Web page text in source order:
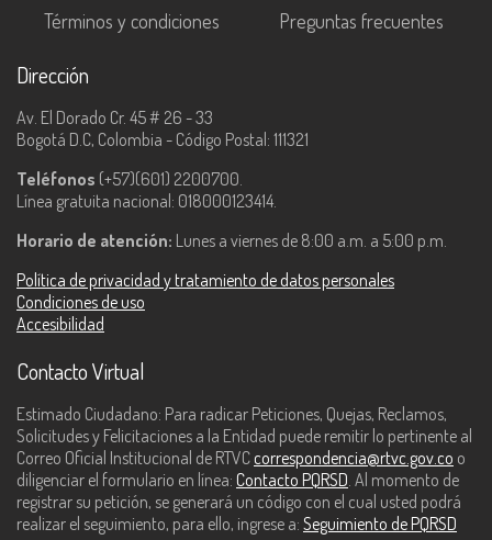
Términos y condiciones
Preguntas frecuentes
Dirección
Av. El Dorado Cr. 45 # 26 - 33
Bogotá D.C, Colombia - Código Postal: 111321
Teléfonos (+57)(601) 2200700.
Línea gratuita nacional: 018000123414.
Horario de atención: Lunes a viernes de 8:00 a.m. a 5:00 p.m.
Política de privacidad y tratamiento de datos personales
Condiciones de uso
Accesibilidad
Contacto Virtual
Estimado Ciudadano: Para radicar Peticiones, Quejas, Reclamos,
Solicitudes y Felicitaciones a la Entidad puede remitir lo pertinente al
Correo Oficial Institucional de RTVC correspondencia@rtvc.gov.co o
diligenciar el formulario en línea: Contacto PQRSD. Al momento de
registrar su petición, se generará un código con el cual usted podrá
realizar el seguimiento, para ello, ingrese a: Seguimiento de PQRSD